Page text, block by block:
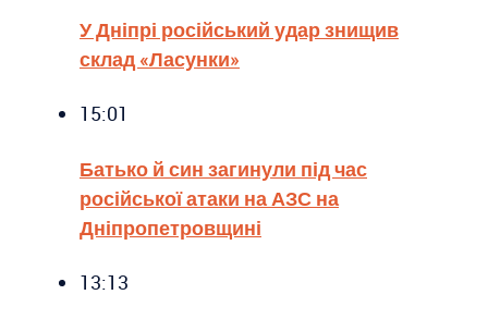
У Дніпрі російський удар знищив
склад «Ласунки»
15:01
Батько й син загинули під час
російської атаки на АЗС на
Дніпропетровщині
13:13